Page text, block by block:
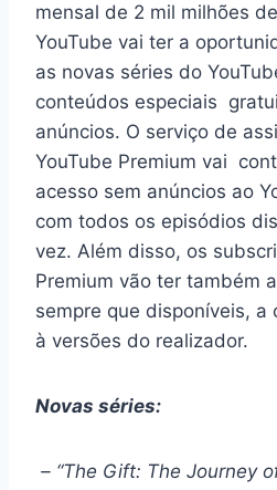
mensal de 2 mil milhões
YouTube vai ter a
as novas séries do
conteúdos especiais
anúncios. O serviço de
YouTube Premium vai
acesso sem anúncios ao
com todos os episódios
vez. Além disso, os
Premium vão ter também
sempre que disponíveis, a
à versões do realizador.
Novas séries:
– “The Gift: The Journey